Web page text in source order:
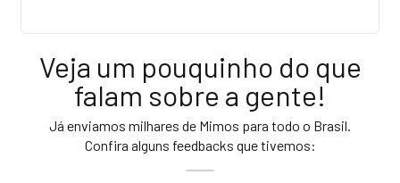
Veja um pouquinho do que
falam sobre a gente!
Já enviamos milhares de Mimos para todo o Brasil.
Confira alguns feedbacks que tivemos: